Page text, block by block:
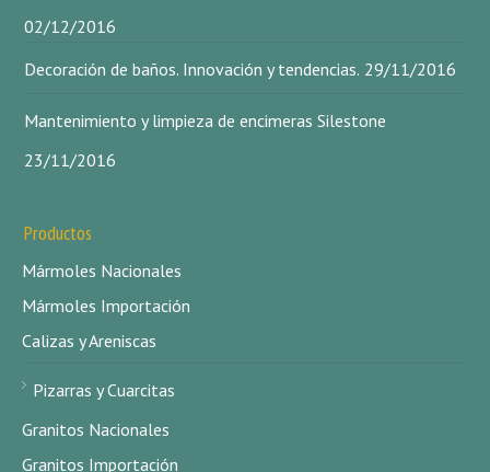
02/12/2016
Decoración de baños. Innovación y tendencias. 29/11/2016
Mantenimiento y limpieza de encimeras Silestone
23/11/2016
Productos
Mármoles Nacionales
Mármoles Importación
Calizas y Areniscas
Pizarras y Cuarcitas
Granitos Nacionales
Granitos Importación